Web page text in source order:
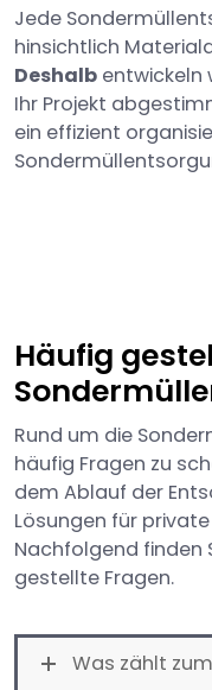
Jede
hinsichtlich
Deshalb entwickeln
Ihr Projekt
ein effizient
Häufig
Rund um die
häufig Fragen zu
dem Ablauf der
Lösungen für
Nachfolgend finden
gestellte Fragen.
Was zählt